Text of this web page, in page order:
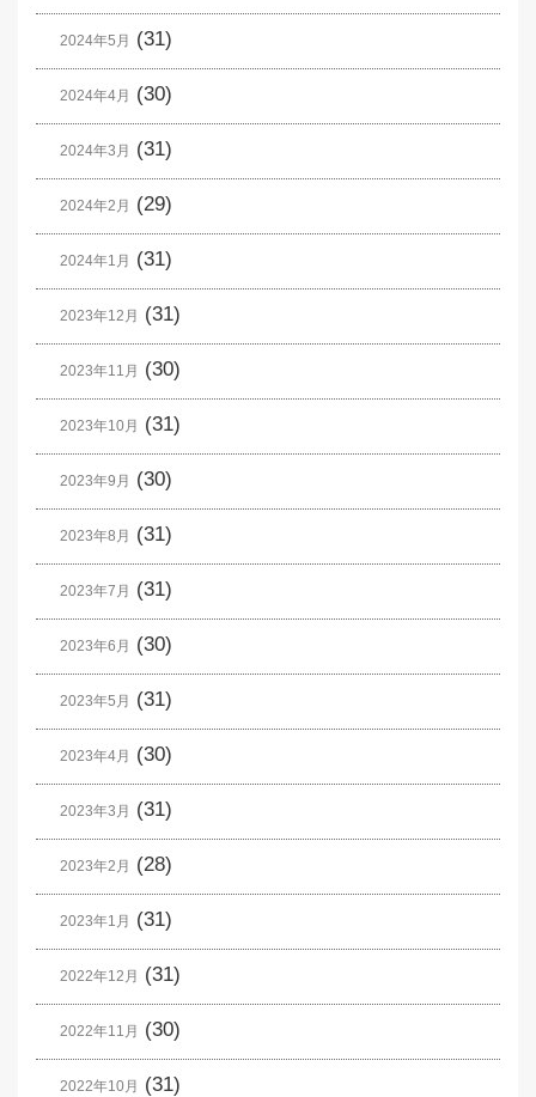
2024年5月 (31)
2024年4月 (30)
2024年3月 (31)
2024年2月 (29)
2024年1月 (31)
2023年12月 (31)
2023年11月 (30)
2023年10月 (31)
2023年9月 (30)
2023年8月 (31)
2023年7月 (31)
2023年6月 (30)
2023年5月 (31)
2023年4月 (30)
2023年3月 (31)
2023年2月 (28)
2023年1月 (31)
2022年12月 (31)
2022年11月 (30)
2022年10月 (31)